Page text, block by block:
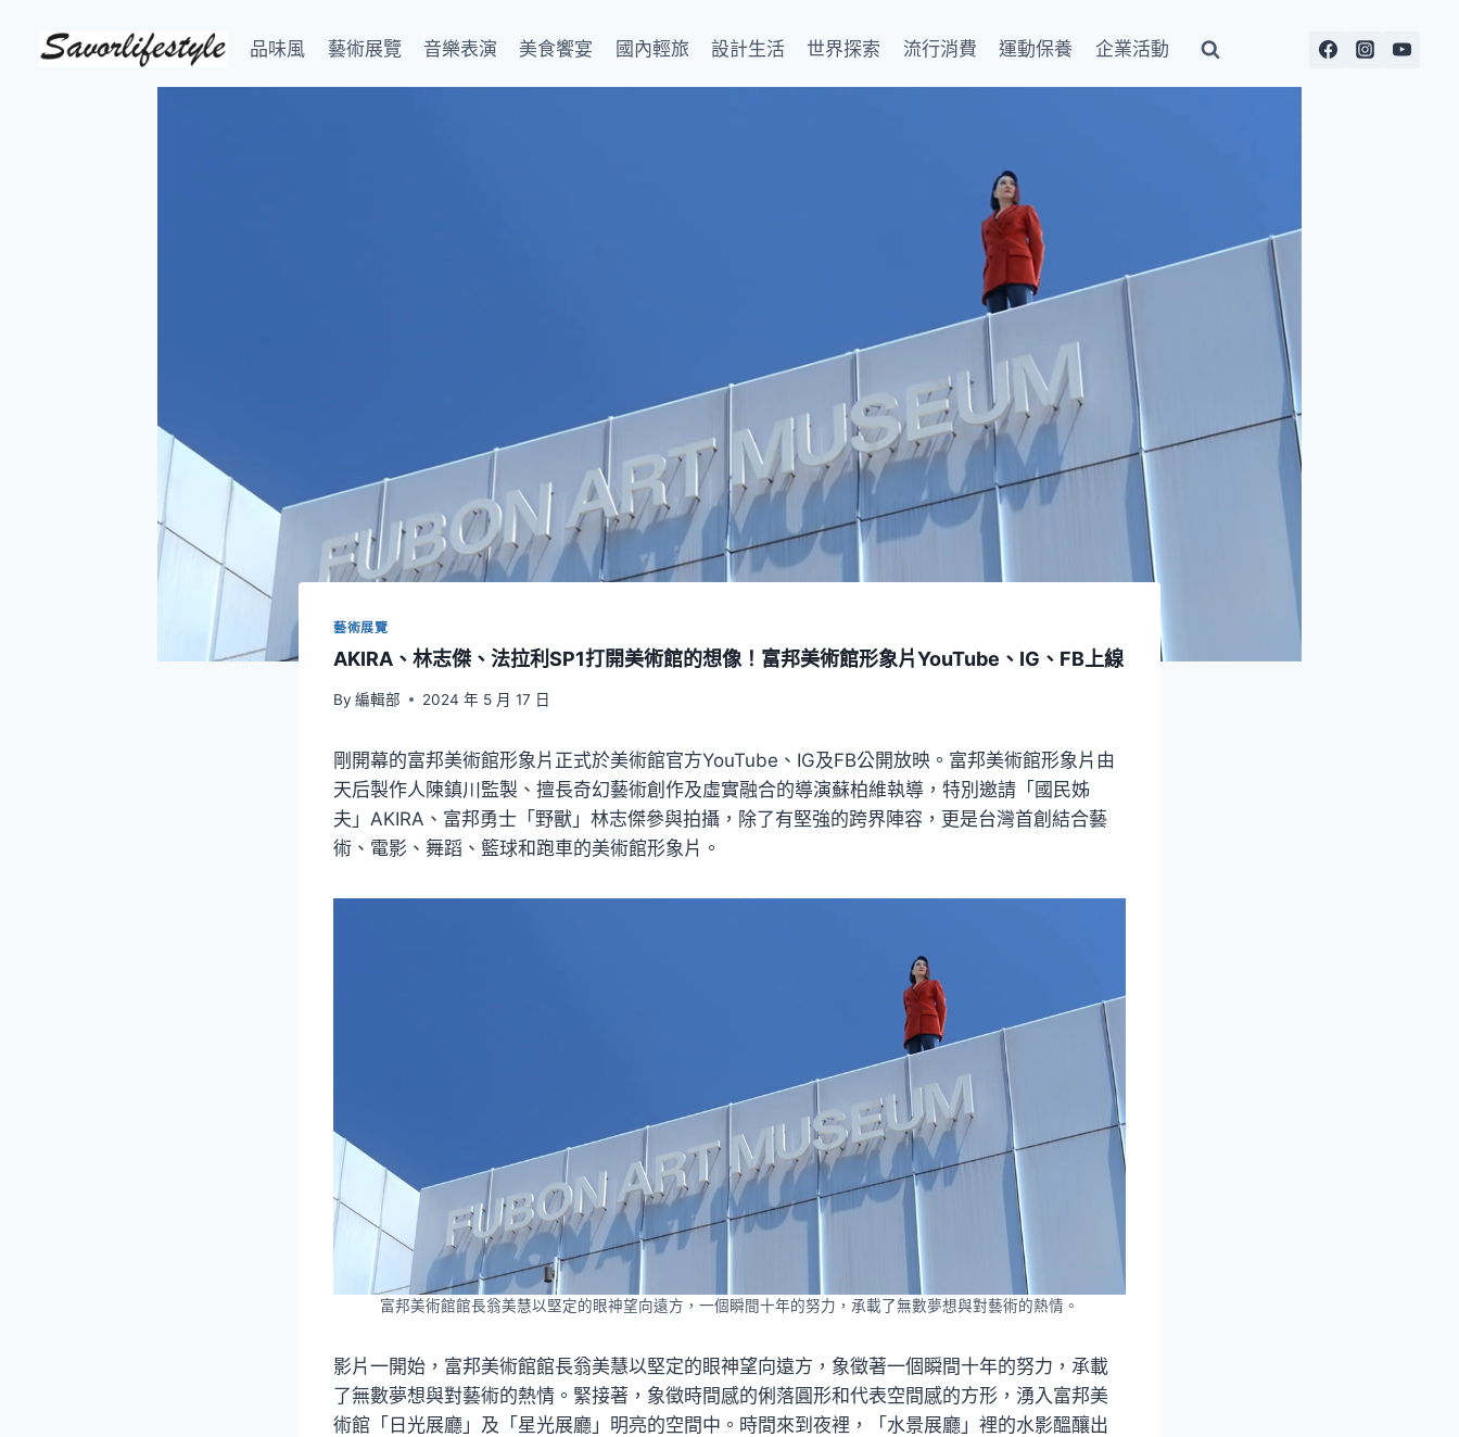
品味風 藝術展覽 音樂表演 美食饗宴 國內輕旅 設計生活 世界探索 流行消費 運動保養 企業活動
藝術展覽
AKIRA、林志傑、法拉利SP1打開美術館的想像！富邦美術館形象片YouTube、IG、FB上線
By 編輯部 2024 年 5 月 17 日
剛開幕的富邦美術館形象片正式於美術館官方YouTube、IG及FB公開放映。富邦美術館形象片由
天后製作人陳鎮川監製、擅長奇幻藝術創作及虛實融合的導演蘇柏維執導，特別邀請「國民姊
夫」AKIRA、富邦勇士「野獸」林志傑參與拍攝，除了有堅強的跨界陣容，更是台灣首創結合藝
術、電影、舞蹈、籃球和跑車的美術館形象片。
富邦美術館館長翁美慧以堅定的眼神望向遠方，一個瞬間十年的努力，承載了無數夢想與對藝術的熱情。
影片一開始，富邦美術館館長翁美慧以堅定的眼神望向遠方，象徵著一個瞬間十年的努力，承載
了無數夢想與對藝術的熱情。緊接著，象徵時間感的俐落圓形和代表空間感的方形，湧入富邦美
術館「日光展廳」及「星光展廳」明亮的空間中。時間來到夜裡，「水景展廳」裡的水影醞釀出